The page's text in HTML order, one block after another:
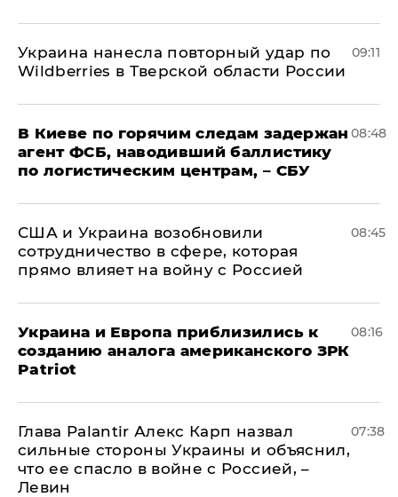
Украина нанесла повторный удар по
Wildberries в Тверской области России
09:11
В Киеве по горячим следам задержан
агент ФСБ, наводивший баллистику
по логистическим центрам, – СБУ
08:48
США и Украина возобновили
сотрудничество в сфере, которая
прямо влияет на войну с Россией
08:45
Украина и Европа приблизились к
созданию аналога американского ЗРК
Patriot
08:16
Глава Palantir Алекс Карп назвал
сильные стороны Украины и объяснил,
что ее спасло в войне с Россией, –
Левин
07:38